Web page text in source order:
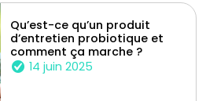
Qu’est-ce qu’un produit
d’entretien probiotique et
comment ça marche ?
14 juin 2025